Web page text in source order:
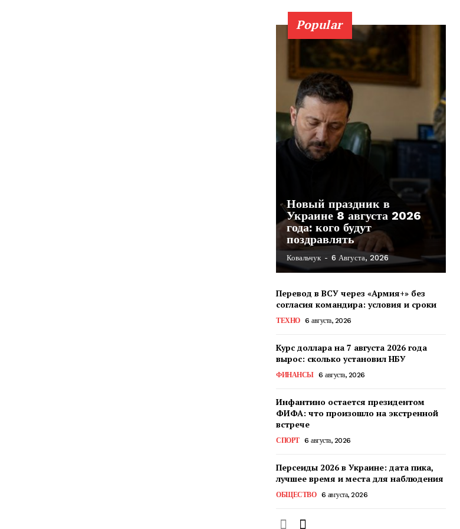
Popular
Новый праздник в
Украине 8 августа 2026
года: кого будут
поздравлять
Ковальчук - 6 Августа, 2026
Перевод в ВСУ через «Армия+» без
согласия командира: условия и сроки
ТЕХНО 6 августа, 2026
Курс доллара на 7 августа 2026 года
вырос: сколько установил НБУ
ФИНАНСЫ 6 августа, 2026
Инфантино остается президентом
ФИФА: что произошло на экстренной
встрече
СПОРТ 6 августа, 2026
Персеиды 2026 в Украине: дата пика,
лучшее время и места для наблюдения
ОБЩЕСТВО 6 августа, 2026